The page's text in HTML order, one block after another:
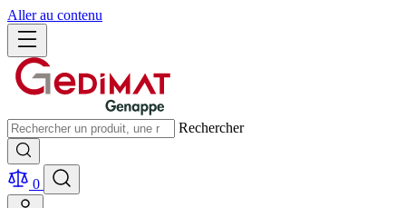
Aller au contenu
Rechercher
0